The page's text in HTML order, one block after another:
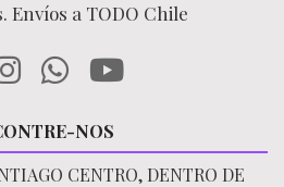
a TODO Chile
NOS
CENTRO, DENTRO DE